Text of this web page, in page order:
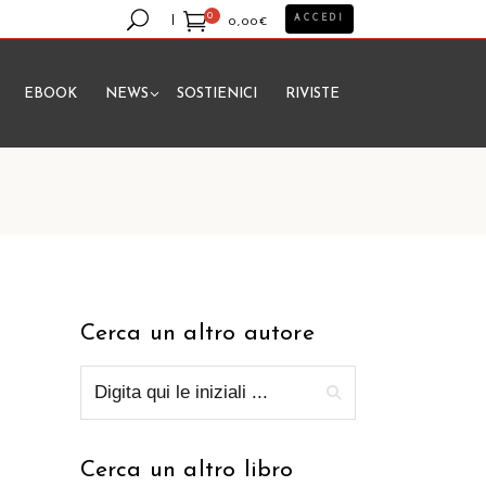
0
0,00€
prodotto nel carrello.
ACCEDI
EBOOK NEWS SOSTIENICI RIVISTE
Cerca un altro autore
Cerca un altro libro